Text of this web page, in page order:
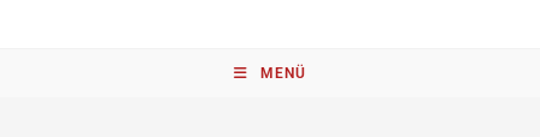
MENÜ